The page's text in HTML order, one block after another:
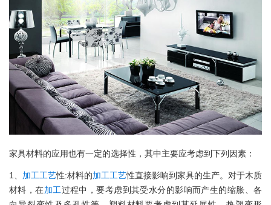
家具材料的应用也有一定的选择性，其中主要应考虑到下列因素：
1、 加工工艺性:材料的加工工艺性直接影响到家具的生产。对于木质
材料，在加工过程中，要考虑到其受水分的影响而产生的缩胀、各